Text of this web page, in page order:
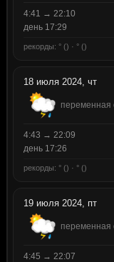
4:41 → 22:10
день 17:29
рекорды: ° () · ° ()
18 июля 2024, чт
переменная
4:43 → 22:09
день 17:26
рекорды: ° () · ° ()
19 июля 2024, пт
переменная
4:45 → 22:07